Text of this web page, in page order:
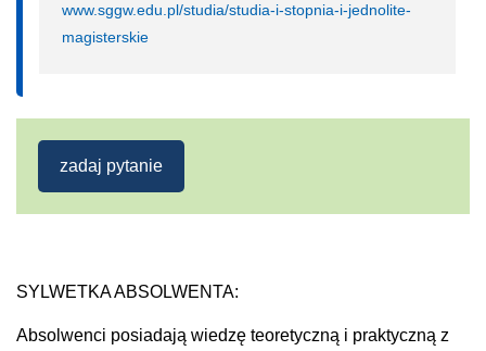
www.sggw.edu.pl/studia/studia-i-stopnia-i-jednolite-
magisterskie
zadaj pytanie
SYLWETKA ABSOLWENTA:
Absolwenci posiadają wiedzę teoretyczną i praktyczną z